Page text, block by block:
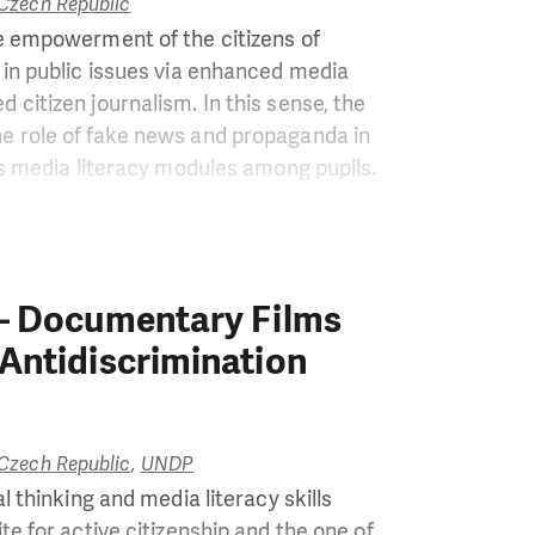
of the citizens of
public issues via enhanced media
citizen journalism. In this sense, the
role of fake news and propaganda in
media literacy modules among pupils.
two-fold dimension: 1) a new
view of critical issues facing
empowered youth and
grants.
Documentary Films
Republic, UNDP
and media literacy skills